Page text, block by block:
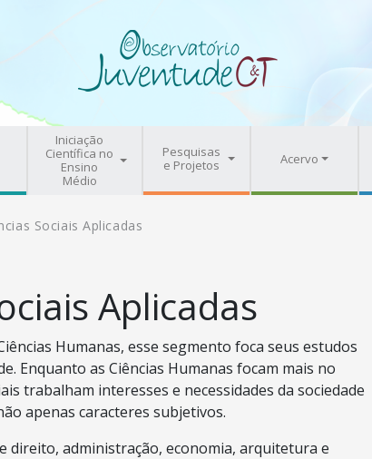
Iniciação
Científica no
Ensino
Médio
Pesquisas
e Projetos
Acervo
Sociais Aplicadas
Aplicadas
Humanas, esse segmento foca seus estudos
Enquanto as Ciências Humanas focam mais no
trabalham interesses e necessidades da sociedade
apenas caracteres subjetivos.
direito, administração, economia, arquitetura e